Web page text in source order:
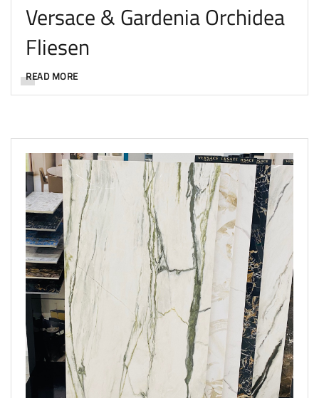
Versace & Gardenia Orchidea
Fliesen
READ MORE